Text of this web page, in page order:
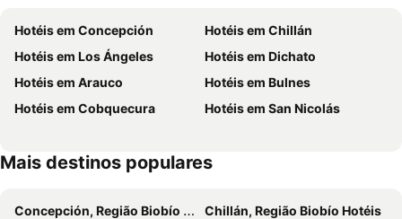
Hotéis em Concepción
Hotéis em Chillán
Hotéis em Los Ángeles
Hotéis em Dichato
Hotéis em Arauco
Hotéis em Bulnes
Hotéis em Cobquecura
Hotéis em San Nicolás
Mais destinos populares
Concepción, Região Biobío Hotéis
Chillán, Região Biobío Hotéis